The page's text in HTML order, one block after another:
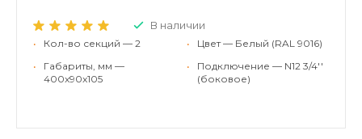
В наличии
•
Кол-во секций — 2
•
Габариты, мм —
400x90x105
•
Цвет — Белый (RAL 9016)
•
Подключение — N12 3/4''
(боковое)